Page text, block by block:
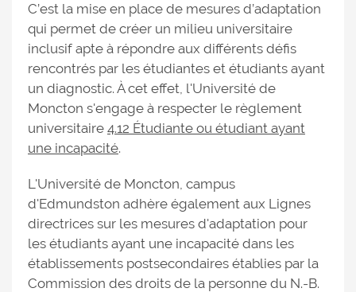
C’est la mise en place de mesures d’adaptation
qui permet de créer un milieu universitaire
inclusif apte à répondre aux différents défis
rencontrés par les étudiantes et étudiants ayant
un diagnostic. À cet effet, l'Université de
Moncton s'engage à respecter le règlement
universitaire 4.12 Étudiante ou étudiant ayant
une incapacité.
L'Université de Moncton, campus
d'Edmundston adhère également aux Lignes
directrices sur les mesures d'adaptation pour
les étudiants ayant une incapacité dans les
établissements postsecondaires établies par la
Commission des droits de la personne du N.-B.